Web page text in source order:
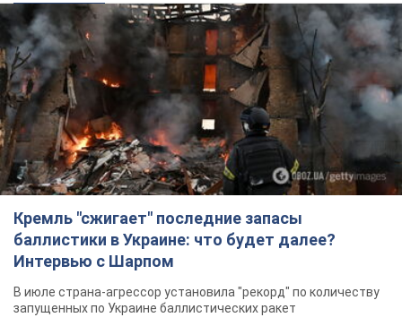
Кремль "сжигает" последние запасы
баллистики в Украине: что будет далее?
Интервью с Шарпом
В июле страна-агрессор установила "рекорд" по количеству
запущенных по Украине баллистических ракет